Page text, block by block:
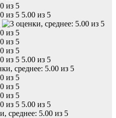
5.00 из 5
5.00 из 5
5.00 из 5